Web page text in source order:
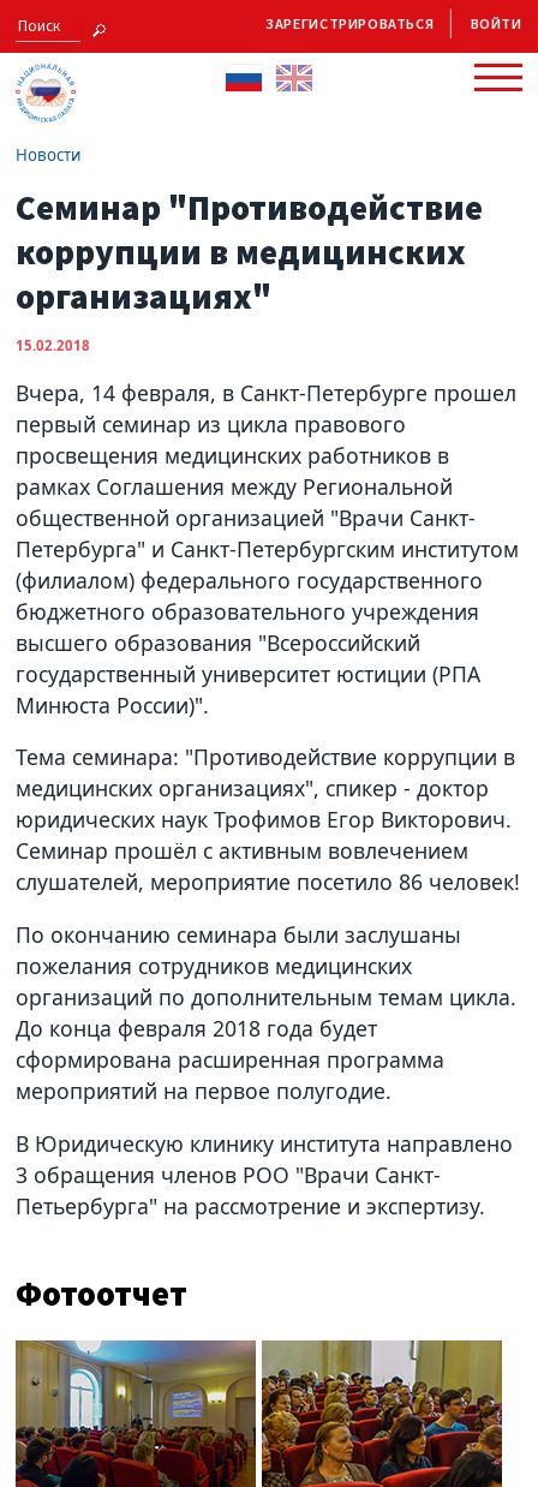
ЗАРЕГИСТРИРОВАТЬСЯ ВОЙТИ
Новости
Cеминар "Противодействие
коррупции в медицинских
организациях"
15.02.2018
Вчера, 14 февраля, в Санкт-Петербурге прошел
первый семинар из цикла правового
просвещения медицинских работников в
рамках Соглашения между Региональной
общественной организацией "Врачи Санкт-
Петербурга" и Санкт-Петербургским институтом
(филиалом) федерального государственного
бюджетного образовательного учреждения
высшего образования "Всероссийский
государственный университет юстиции (РПА
Минюста России)".
Тема семинара: "Противодействие коррупции в
медицинских организациях", спикер - доктор
юридических наук Трофимов Егор Викторович.
Семинар прошёл с активным вовлечением
слушателей, мероприятие посетило 86 человек!
По окончанию семинара были заслушаны
пожелания сотрудников медицинских
организаций по дополнительным темам цикла.
До конца февраля 2018 года будет
сформирована расширенная программа
мероприятий на первое полугодие.
В Юридическую клинику института направлено
3 обращения членов РОО "Врачи Санкт-
Петьербурга" на рассмотрение и экспертизу.
Фотоотчет